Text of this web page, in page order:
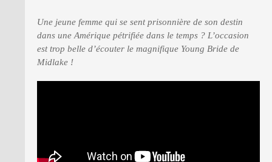
Une jeune femme qui se sent prisonnière de son destin
dans une Amérique pétrifiée dans le temps ? L’occasion
est trop belle d’écouter le magnifique Young Bride de
Midlake !